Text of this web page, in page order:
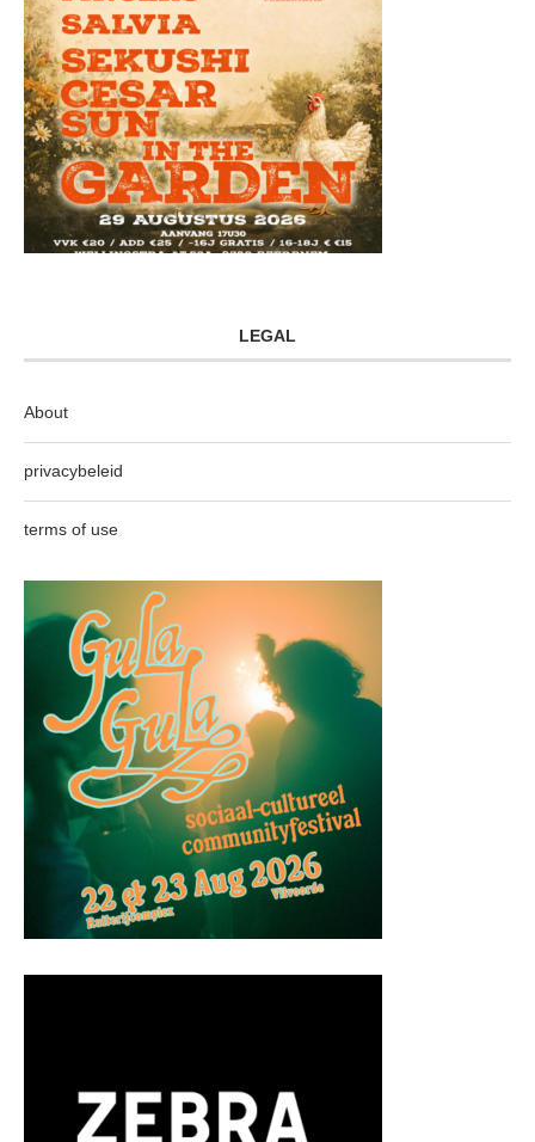
LEGAL
About
privacybeleid
terms of use